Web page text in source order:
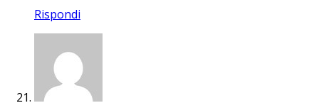
Rispondi